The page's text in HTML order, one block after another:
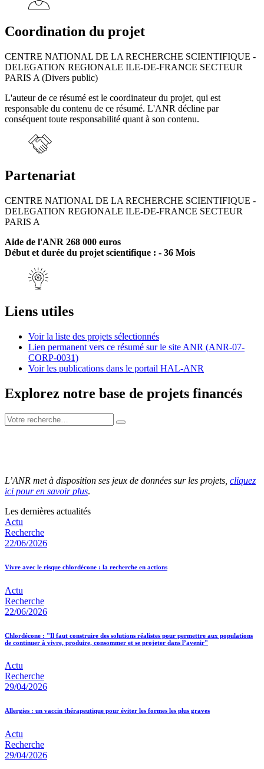
Coordination du projet
CENTRE NATIONAL DE LA RECHERCHE SCIENTIFIQUE -
DELEGATION REGIONALE ILE-DE-FRANCE SECTEUR
PARIS A (Divers public)
L'auteur de ce résumé est le coordinateur du projet, qui est
responsable du contenu de ce résumé. L'ANR décline par
conséquent toute responsabilité quant à son contenu.
Partenariat
CENTRE NATIONAL DE LA RECHERCHE SCIENTIFIQUE -
DELEGATION REGIONALE ILE-DE-FRANCE SECTEUR
PARIS A
Aide de l'ANR 268 000 euros
Début et durée du projet scientifique : - 36 Mois
Liens utiles
Voir la liste des projets sélectionnés
Lien permanent vers ce résumé sur le site ANR (ANR-07-
CORP-0031)
Voir les publications dans le portail HAL-ANR
Explorez notre base de projets financés
L’ANR met à disposition ses jeux de données sur les projets, cliquez
ici pour en savoir plus.
Les dernières actualités
Actu
Recherche
22/06/2026
Vivre avec le risque chlordécone : la recherche en actions
Actu
Recherche
22/06/2026
Chlordécone : "Il faut construire des solutions réalistes pour permettre aux populations
de continuer à vivre, produire, consommer et se projeter dans l’avenir"
Actu
Recherche
29/04/2026
Allergies : un vaccin thérapeutique pour éviter les formes les plus graves
Actu
Recherche
29/04/2026